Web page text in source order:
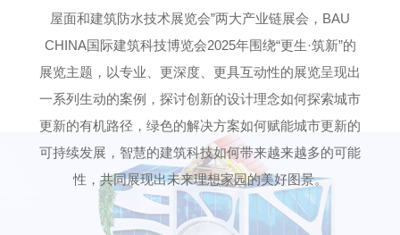
屋面和建筑防水技术展览会”两大产业链展会，BAU
CHINA国际建筑科技博览会2025年围绕“更生·筑新”的
展览主题，以专业、更深度、更具互动性的展览呈现出
一系列生动的案例，探讨创新的设计理念如何探索城市
更新的有机路径，绿色的解决方案如何赋能城市更新的
可持续发展，智慧的建筑科技如何带来越来越多的可能
性，共同展现出未来理想家园的美好图景。